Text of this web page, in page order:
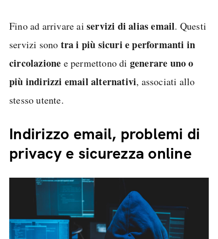
Fino ad arrivare ai servizi di alias email. Questi
servizi sono tra i più sicuri e performanti in
circolazione e permettono di generare uno o
più indirizzi email alternativi, associati allo
stesso utente.
Indirizzo email, problemi di
privacy e sicurezza online